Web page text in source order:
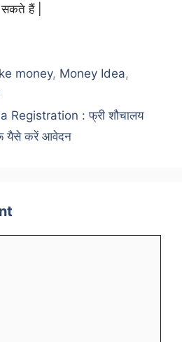
सकते हैं |
money, Money Idea,
Registration : फ्री शौचालय
यैसे करें आवेदन